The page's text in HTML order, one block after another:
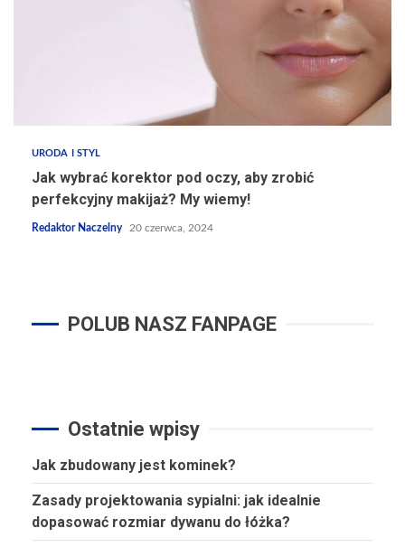
URODA I STYL
Jak wybrać korektor pod oczy, aby zrobić
perfekcyjny makijaż? My wiemy!
Redaktor Naczelny 20 czerwca, 2024
POLUB NASZ FANPAGE
Ostatnie wpisy
Jak zbudowany jest kominek?
Zasady projektowania sypialni: jak idealnie
dopasować rozmiar dywanu do łóżka?